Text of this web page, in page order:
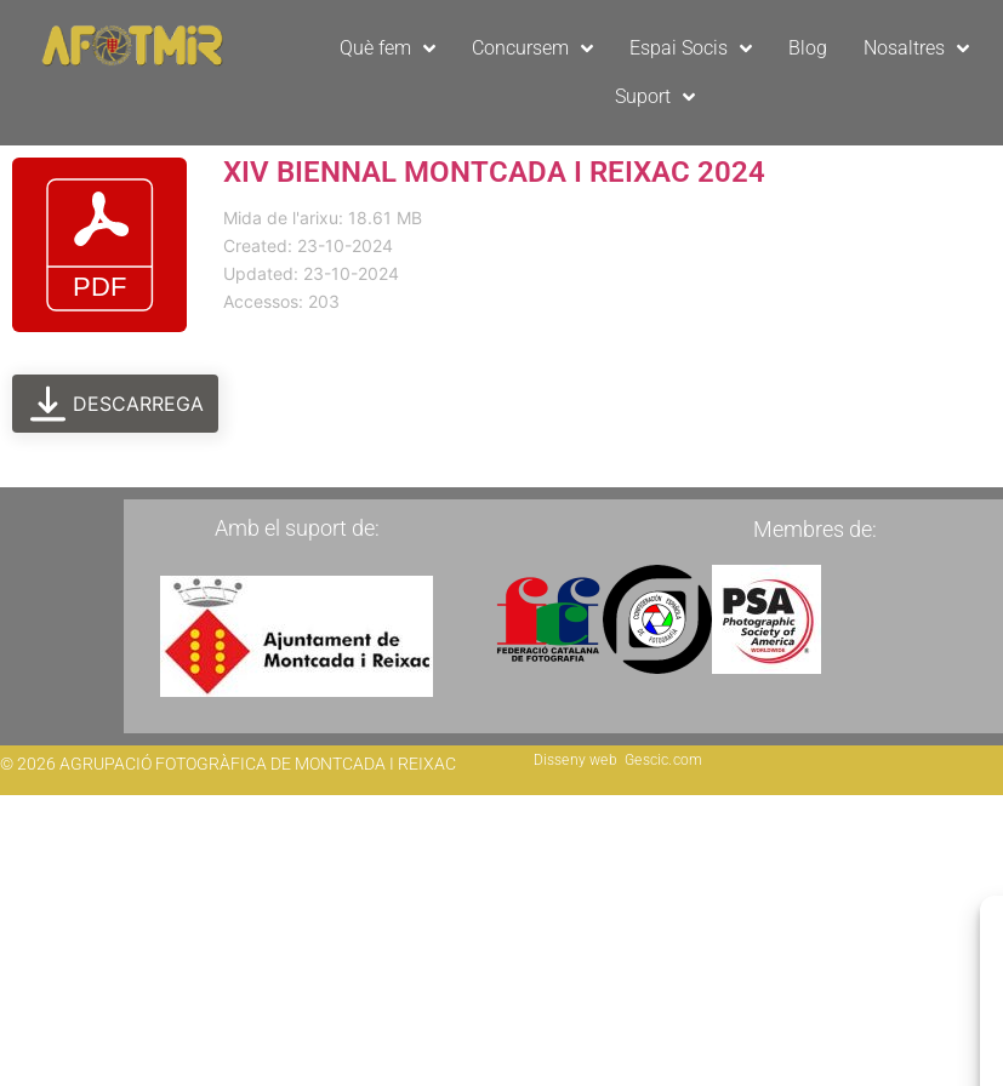
Què fem Concursem Espai Socis Blog Nosaltres
Suport
XIV BIENNAL MONTCADA I REIXAC 2024
Mida de l'arixu: 18.61 MB
Created: 23-10-2024
Updated: 23-10-2024
Accessos: 203
DESCARREGA
Amb el suport de: Membres de:
© 2026 AGRUPACIÓ FOTOGRÀFICA DE MONTCADA I REIXAC Disseny webGescic.com